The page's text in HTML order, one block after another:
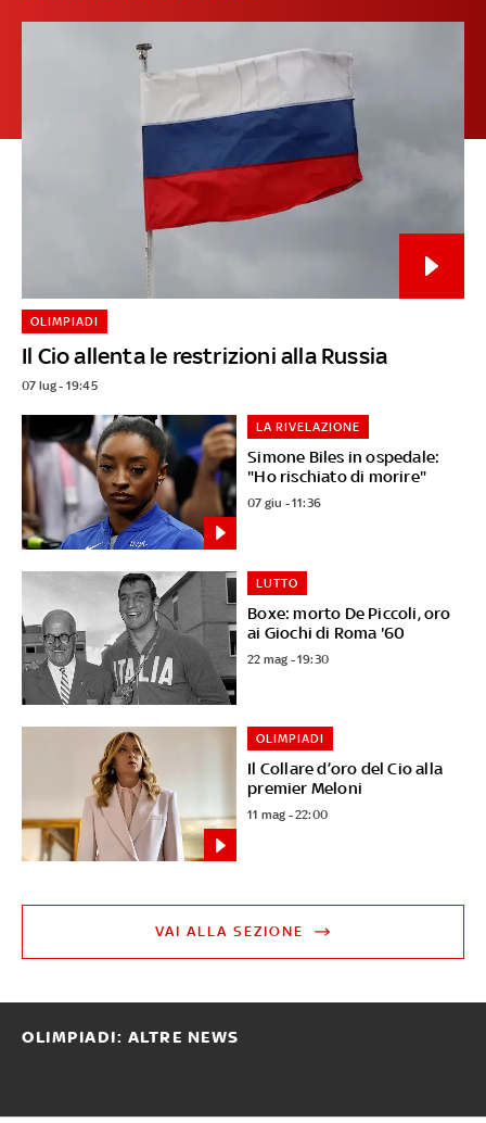
Il Cio allenta le restrizioni alla Russia
OLIMPIADI
07 lug - 19:45
Simone Biles in ospedale:
"Ho rischiato di morire"
LA RIVELAZIONE
07 giu - 11:36
Boxe: morto De Piccoli, oro
ai Giochi di Roma '60
LUTTO
22 mag - 19:30
Il Collare d’oro del Cio alla
premier Meloni
OLIMPIADI
11 mag - 22:00
VAI ALLA SEZIONE
OLIMPIADI: ALTRE NEWS